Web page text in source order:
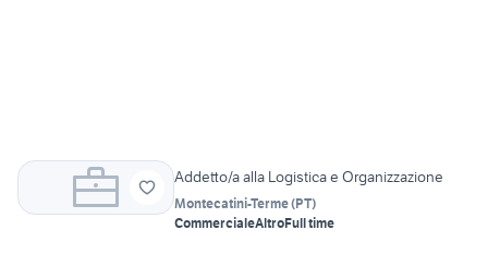
Addetto/a alla Logistica e Organizzazione
Montecatini-Terme(PT)
CommercialeAltroFull time